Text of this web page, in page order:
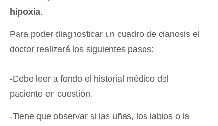
hipoxia.
Para poder diagnosticar un cuadro de cianosis el
doctor realizará los siguientes pasos:
-Debe leer a fondo el historial médico del
paciente en cuestión.
-Tiene que observar si las uñas, los labios o la